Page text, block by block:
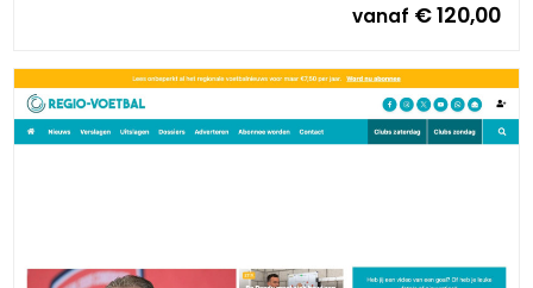
vanaf € 120,00